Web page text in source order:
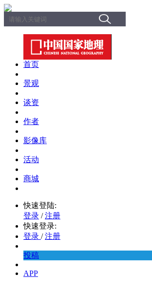
首页
景观
谈资
作者
影像库
活动
商城
快速登陆:
登录 / 注册
快速登录:
登录 / 注册
投稿
APP